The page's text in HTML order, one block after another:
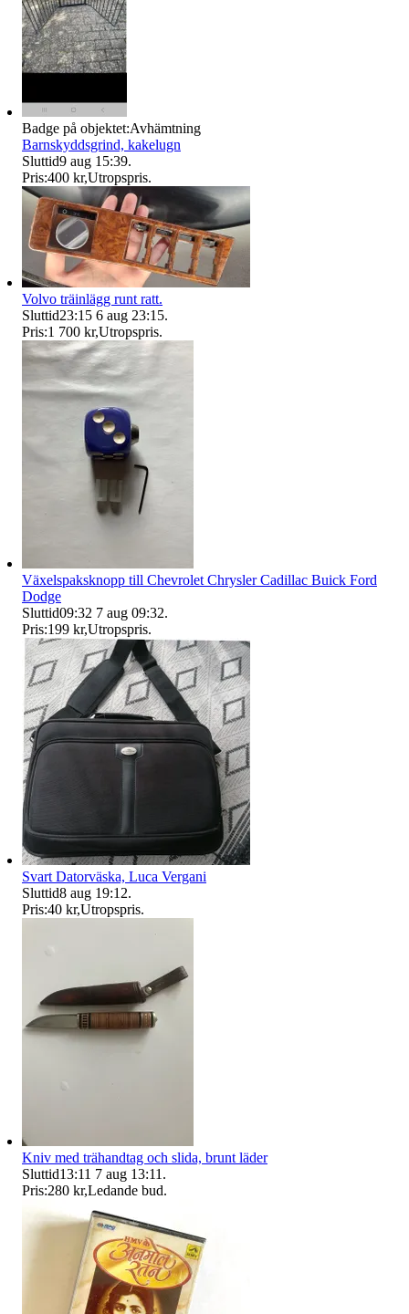
Badge på objektet:Avhämtning
Barnskyddsgrind, kakelugn
Sluttid9 aug 15:39.
Pris:400 kr,Utropspris.
Volvo träinlägg runt ratt.
Sluttid23:15 6 aug 23:15.
Pris:1 700 kr,Utropspris.
Växelspaksknopp till Chevrolet Chrysler Cadillac Buick Ford
Dodge
Sluttid09:32 7 aug 09:32.
Pris:199 kr,Utropspris.
Svart Datorväska, Luca Vergani
Sluttid8 aug 19:12.
Pris:40 kr,Utropspris.
Kniv med trähandtag och slida, brunt läder
Sluttid13:11 7 aug 13:11 .
Pris:280 kr,Ledande bud.